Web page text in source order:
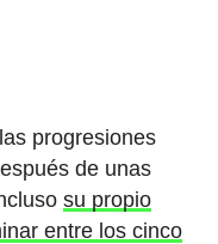
progresiones
de unas
su propio
entre los cinco